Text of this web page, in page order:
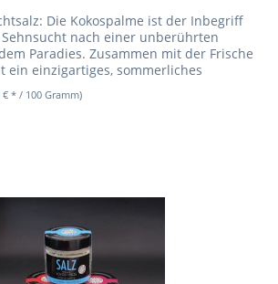
Die Kokospalme ist der Inbegriff
nach einer unberührten
Paradies. Zusammen mit der Frische
ein einzigartiges, sommerliches
€ * / 100 Gramm)